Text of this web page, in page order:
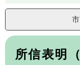
本
所信表明